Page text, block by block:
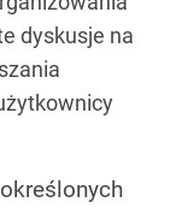
dyskusje na